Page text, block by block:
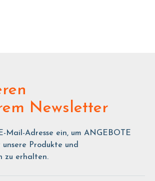
Newsletter
Mail-Adresse ein, um ANGEBOTE
Produkte und
zu erhalten.